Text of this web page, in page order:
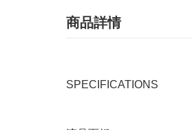
商品詳情
SPECIFICATIONS